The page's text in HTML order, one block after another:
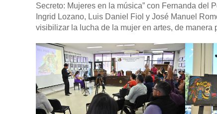
Secreto: Mujeres en la música” con Fernanda del
Ingrid Lozano, Luis Daniel Fiol y José Manuel
visibilizar la lucha de la mujer en artes, de manera